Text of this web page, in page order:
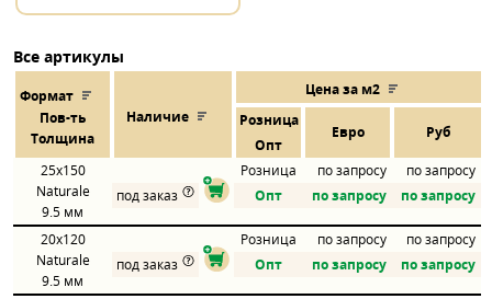
Все артикулы
Формат
Пов-ть
Толщина
Наличие
Цена за м2
Розница
Евро Руб
Опт
25x150
Naturale
9.5 мм
Розница по запросу
по запросу
под заказ
Опт по запросу по запросу
20x120
Naturale
9.5 мм
Розница по запросу
по запросу
под заказ
Опт по запросу по запросу